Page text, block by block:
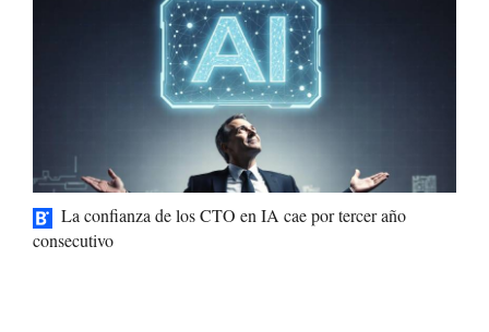
La confianza de los CTO en IA cae por tercer año
consecutivo